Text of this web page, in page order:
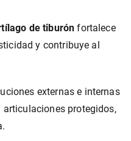
de tiburón fortalece
y contribuye al
externas e internas
protegidos,